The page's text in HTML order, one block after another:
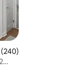
ocena: 4,95